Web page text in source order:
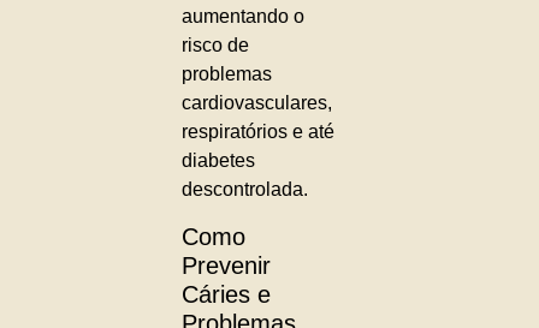
aumentando o
risco de
problemas
cardiovasculares,
respiratórios e até
diabetes
descontrolada.
Como
Prevenir
Cáries e